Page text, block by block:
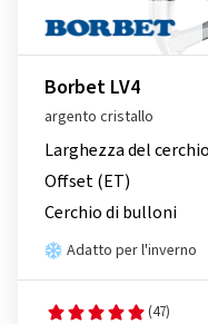
Borbet LV4
argento cristallo
Larghezza del
Offset (ET)
Cerchio di bulloni
Adatto per l'inverno
(47)